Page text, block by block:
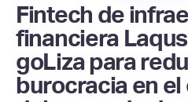
Fintech de
financiera
goLiza para
burocracia en